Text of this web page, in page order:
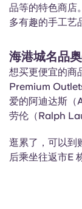
品等的特色商店
多有趣的手工艺
海港城名品
想买更便宜的商
Premium
爱的阿迪达斯
劳伦（Ralph
逛累了，可以到
后乘坐往返市E